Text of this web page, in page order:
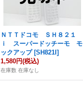
ＮＴＴドコモ ＳＨ８２１
ｉ スーパードッチーモ モ
ックアップ [SH821I ]
1,580円(税込)
在庫数 在庫なし